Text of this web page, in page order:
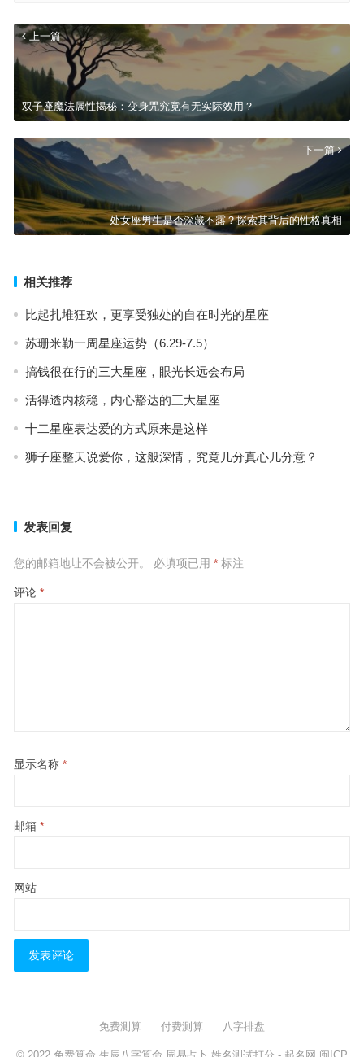
上一篇
双子座魔法属性揭秘：变身咒究竟有无实际效用？
下一篇
处女座男生是否深藏不露？探索其背后的性格真相
相关推荐
比起扎堆狂欢，更享受独处的自在时光的星座
苏珊米勒一周星座运势（6.29-7.5）
搞钱很在行的三大星座，眼光长远会布局
活得透内核稳，内心豁达的三大星座
十二星座表达爱的方式原来是这样
狮子座整天说爱你，这般深情，究竟几分真心几分意？
发表回复
您的邮箱地址不会被公开。 必填项已用 *标注
评论 *
显示名称 *
邮箱 *
网站
免费测算 付费测算 八字排盘